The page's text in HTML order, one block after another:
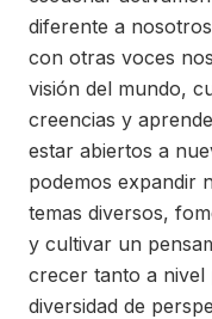
diferente a
con otras voces
visión del mundo,
creencias y
estar abiertos a
podemos expandir
temas diversos,
y cultivar un
crecer tanto a nivel
diversidad de